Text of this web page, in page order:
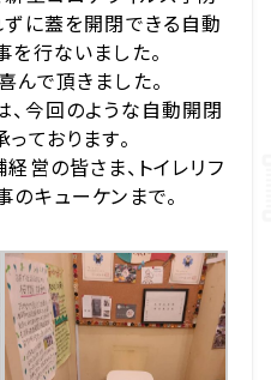
に蓋を開閉できる自動
行ないました。
で頂きました。
今回のような自動開閉
ております。
営の皆さま、トイレリフ
キューケンまで。